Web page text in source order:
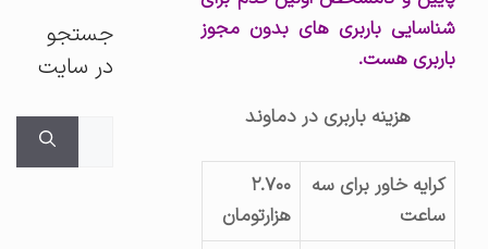
شناسایی باربری های بدون مجوز
باربری هست.
هزینه باربری در دماوند
کرایه خاور برای سه
ساعت
۲.۷۰۰
هزارتومان
جستجو
در سایت